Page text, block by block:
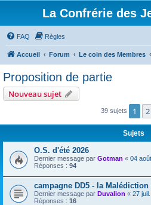
La Confrérie des
FAQ Règles
Accueil Forum Le coin des Membres
Proposition de partie
Nouveau sujet
39 sujets 1 2
Sujets
O.S. d'été 2026
Dernier message par Gotman « 04
Réponses : 94
campagne DD5 - la Malédiction
Dernier message par Duvalion « 27
Réponses : 16